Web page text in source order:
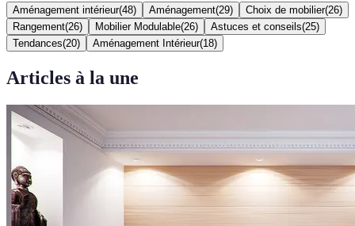
Aménagement intérieur(48) Aménagement(29) Choix de mobilier(26)
Rangement(26) Mobilier Modulable(26) Astuces et conseils(25)
Tendances(20) Aménagement Intérieur(18)
Articles à la une